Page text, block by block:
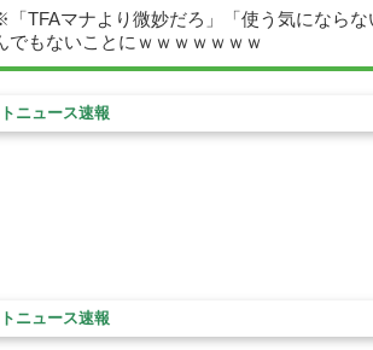
TFAマナより微妙だろ」「使う気になら
でもないことにｗｗｗｗｗｗｗ
ニュース速報
ニュース速報